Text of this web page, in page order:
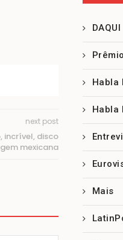
next post
incrível, disco
mexicana
DAQUI
Habla
Habla
Mais